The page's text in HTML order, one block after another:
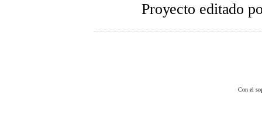
Proyecto editado
Con el